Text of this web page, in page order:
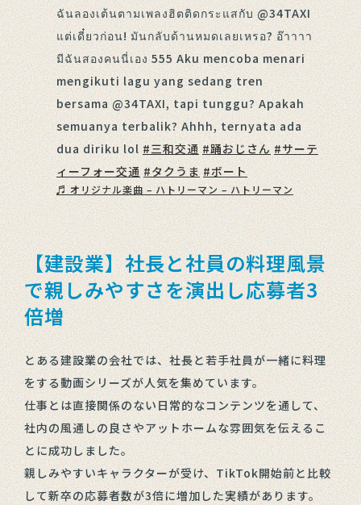
ฉันลองเต้นตามเพลงฮิตติดกระแสกับ @34TAXI
แต่เดี๋ยวก่อน! มันกลับด้านหมดเลยเหรอ? อ๊าาาา
มีฉันสองคนนี่เอง 555 Aku mencoba menari
mengikuti lagu yang sedang tren
bersama @34TAXI, tapi tunggu? Apakah
semuanya terbalik? Ahhh, ternyata ada
dua diriku lol #三和交通 #踊おじさん #サーテ
ィーフォー交通 #タクうま #ボート
♬ オリジナル楽曲 – ハトリーマン – ハトリーマン
【建設業】社長と社員の料理風景
で親しみやすさを演出し応募者3
倍増
とある建設業の会社では、社長と若手社員が一緒に料理
をする動画シリーズが人気を集めています。
仕事とは直接関係のない日常的なコンテンツを通して、
社内の風通しの良さやアットホームな雰囲気を伝えるこ
とに成功しました。
親しみやすいキャラクターが受け、TikTok開始前と比較
して新卒の応募者数が3倍に増加した実績があります。